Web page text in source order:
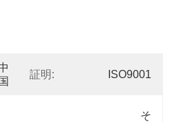
国
証明: ISO9001
そ